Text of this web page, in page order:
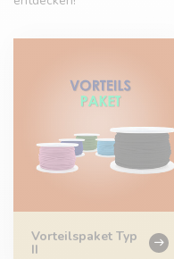
Vorteilspaket Typ
II